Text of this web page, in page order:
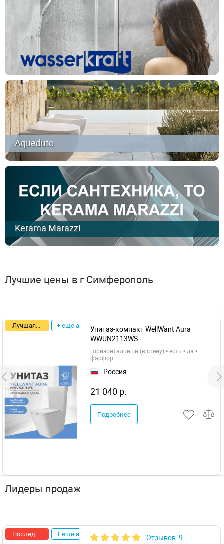
Aqueduto
Kerama Marazzi
Лучшие цены в г Симферополь
Лучшая цена + еще акцииУнитаз-компакт WellWant Aura
WWUN2113WS
горизонтальный (в стену) • есть • да •
фарфор
Россия
21 040 р.
Подробнее
Лидеры продаж
Последняя цена+ еще акции
Отзывов: 9